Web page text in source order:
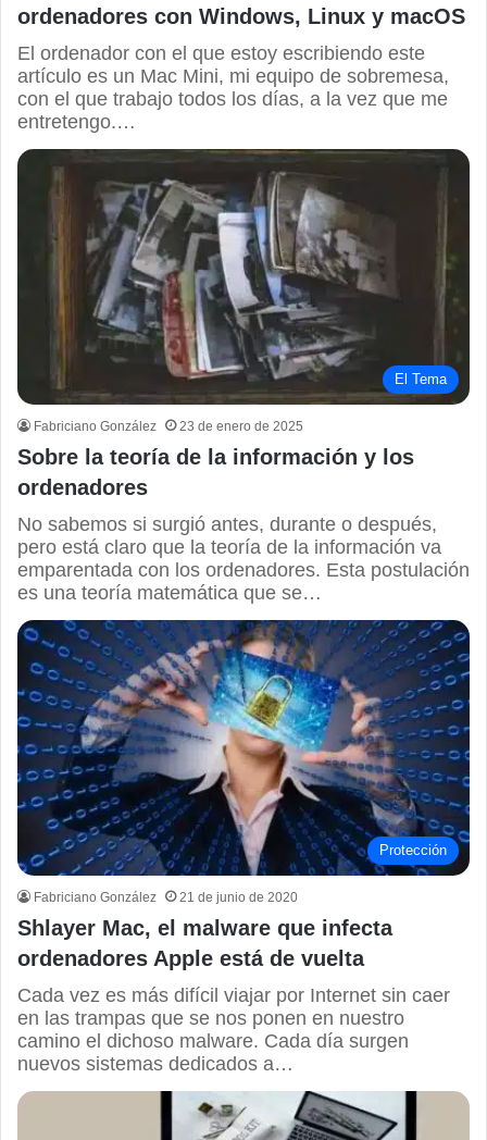
ordenadores con Windows, Linux y macOS
El ordenador con el que estoy escribiendo este
artículo es un Mac Mini, mi equipo de sobremesa,
con el que trabajo todos los días, a la vez que me
entretengo.…
El Tema
Fabriciano González 23 de enero de 2025
Sobre la teoría de la información y los
ordenadores
No sabemos si surgió antes, durante o después,
pero está claro que la teoría de la información va
emparentada con los ordenadores. Esta postulación
es una teoría matemática que se…
Protección
Fabriciano González 21 de junio de 2020
Shlayer Mac, el malware que infecta
ordenadores Apple está de vuelta
Cada vez es más difícil viajar por Internet sin caer
en las trampas que se nos ponen en nuestro
camino el dichoso malware. Cada día surgen
nuevos sistemas dedicados a…